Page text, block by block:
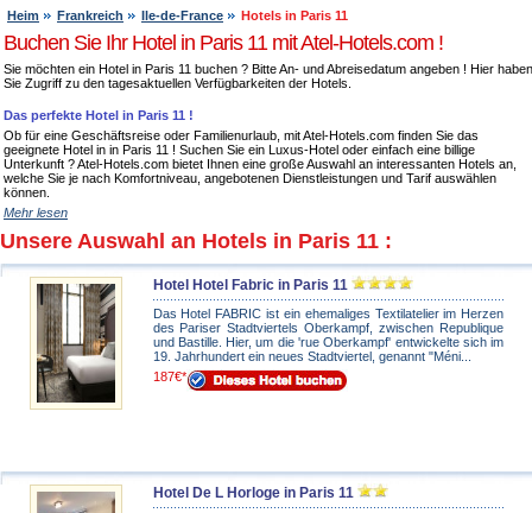
Heim Frankreich Ile-de-France Hotels in Paris 11
Buchen Sie Ihr Hotel in Paris 11 mit Atel-Hotels.com !
Sie möchten ein Hotel in Paris 11 buchen ? Bitte An- und Abreisedatum angeben ! Hier haben
Sie Zugriff zu den tagesaktuellen Verfügbarkeiten der Hotels.
Das perfekte Hotel in Paris 11 !
Ob für eine Geschäftsreise oder Familienurlaub, mit Atel-Hotels.com finden Sie das
geeignete Hotel in in Paris 11 ! Suchen Sie ein Luxus-Hotel oder einfach eine billige
Unterkunft ? Atel-Hotels.com bietet Ihnen eine große Auswahl an interessanten Hotels an,
welche Sie je nach Komfortniveau, angebotenen Dienstleistungen und Tarif auswählen
können.
Mehr lesen
Unsere Auswahl an Hotels in Paris 11 :
Hotel Hotel Fabric in Paris 11
Das Hotel FABRIC ist ein ehemaliges Textilatelier im Herzen
des Pariser Stadtviertels Oberkampf, zwischen Republique
und Bastille. Hier, um die 'rue Oberkampf' entwickelte sich im
19. Jahrhundert ein neues Stadtviertel, genannt "Méni...
187€*
Hotel De L Horloge in Paris 11